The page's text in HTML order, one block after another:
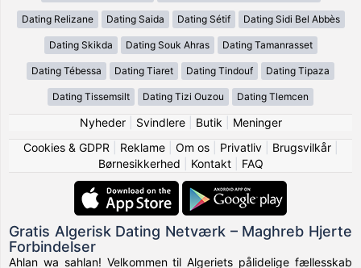
Dating Relizane Dating Saida Dating Sétif Dating Sidi Bel Abbès
Dating Skikda Dating Souk Ahras Dating Tamanrasset
Dating Tébessa Dating Tiaret Dating Tindouf Dating Tipaza
Dating Tissemsilt Dating Tizi Ouzou Dating Tlemcen
Nyheder| Svindlere| Butik
Meninger
Cookies & GDPR
Reklame| Om os| Privatliv| Brugsvilkår|
Børnesikkerhed
Kontakt| FAQ
Gratis Algerisk Dating Netværk – Maghreb Hjerte
Forbindelser
Ahlan wa sahlan! Velkommen til Algeriets pålidelige fællesskab